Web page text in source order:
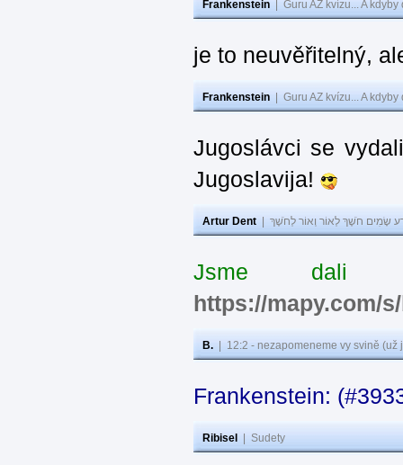
Frankenstein Guru AZ kvízu... A
je to neuvěřitelný,
Frankenstein Guru AZ kvízu... A
Jugoslávci se
Jugoslavija!
Artur Dent שָׂמִים חֹשֶׁךְ לְאוֹר וְאוֹר לְחֹשֶׁךְ
Jsme dali
https://mapy.com/
B. 12:2 - nezapomeneme vy svině
Frankenstein:
Ribisel Sudety